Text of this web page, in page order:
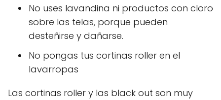
No uses lavandina ni productos con cloro
sobre las telas, porque pueden
desteñirse y dañarse.
No pongas tus cortinas roller en el
lavarropas
Las cortinas roller y las black out son muy